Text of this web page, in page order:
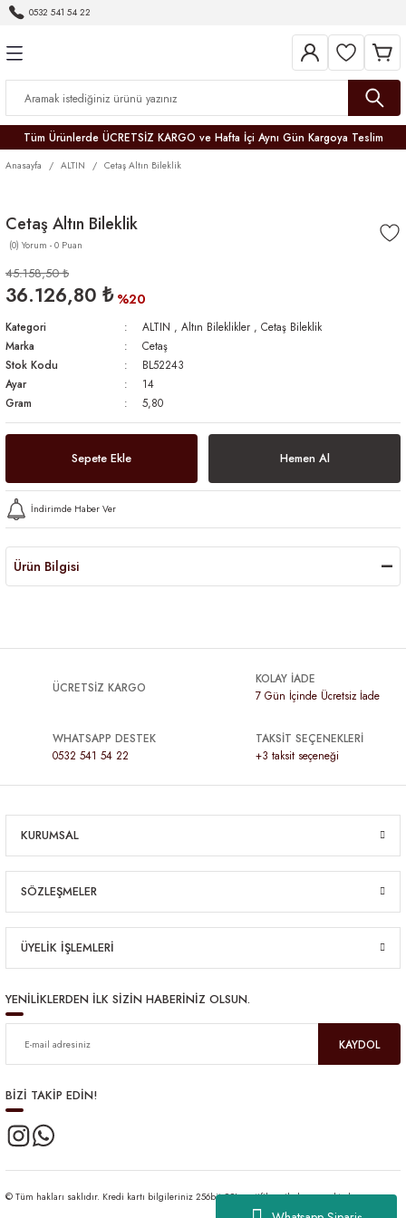
0532 541 54 22
Tüm Ürünlerde ÜCRETSİZ KARGO ve Hafta İçi Aynı Gün Kargoya Teslim
Anasayfa ALTIN Cetaş Altın Bileklik
Cetaş Altın Bileklik
(0) Yorum - 0 Puan
45.158,50 ₺
36.126,80 ₺ %20
Kategori ALTIN , Altın Bileklikler , Cetaş Bileklik
Marka
Cetaş
Stok Kodu
BL52243
Ayar
14
Gram
5,80
Sepete Ekle Hemen Al
İndirimde Haber Ver
Ürün Bilgisi
ÜCRETSİZ KARGO
KOLAY İADE
7 Gün İçinde Ücretsiz İade
WHATSAPP DESTEK
0532 541 54 22
TAKSİT SEÇENEKLERİ
+3 taksit seçeneği
KURUMSAL
SÖZLEŞMELER
ÜYELİK İŞLEMLERİ
YENİLİKLERDEN İLK SİZİN HABERİNİZ OLSUN.
KAYDOL
BİZİ TAKİP EDİN!
© Tüm hakları saklıdır. Kredi kartı bilgileriniz 256bit SSL sertifikası ile korunmaktadır.